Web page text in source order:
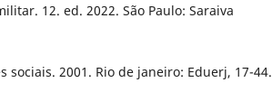
12. ed. 2022. São Paulo: Saraiva
sociais. 2001. Rio de janeiro: Eduerj, 17-44.